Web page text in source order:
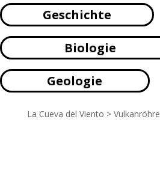
Geschichte
Biologie
Geologie
La Cueva del Viento > Vulkanröhre